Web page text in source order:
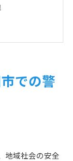
会に貢献す
での警
地域社会の安全